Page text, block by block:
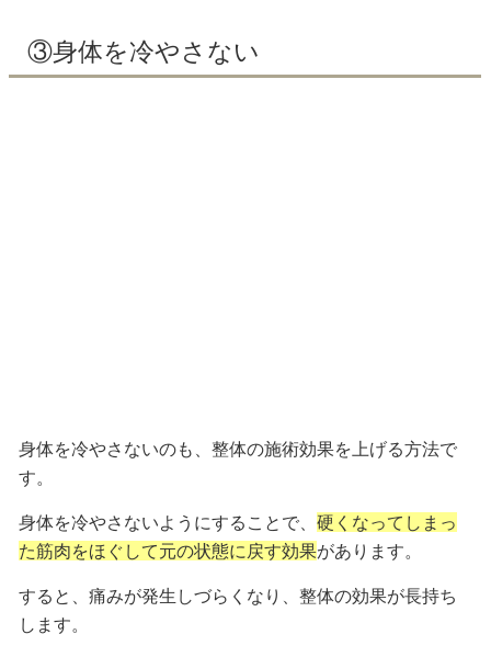
③身体を冷やさない
身体を冷やさないのも、整体の施術効果を上げる方法で
す。
身体を冷やさないようにすることで、 硬くなってしまっ
た筋肉をほぐして元の状態に戻す効果があります。
すると、 痛みが発生しづらくなり、整体の効果が長持ち
します。